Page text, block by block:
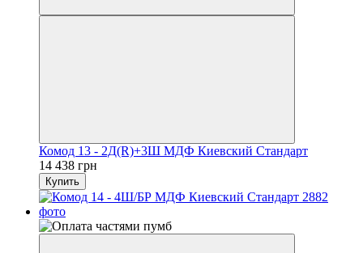
Комод 13 - 2Д(R)+3Ш МДФ Киевский Стандарт
14 438 грн
Купить